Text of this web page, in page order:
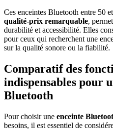
Ces enceintes Bluetooth entre 50
qualité-prix remarquable,
durabilité et accessibilité. Elles
pour ceux qui recherchent une
sur la qualité sonore ou la fiabilité.
Comparatif des
indispensables pour
Bluetooth
Pour choisir une enceinte
besoins, il est essentiel de